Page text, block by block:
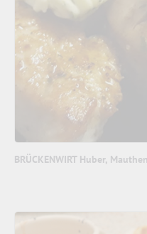
BRÜCKENWIRT Huber, Mauthen